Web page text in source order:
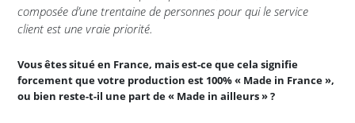
composée d’une trentaine de personnes pour qui le service
client est une vraie priorité.
Vous êtes situé en France, mais est-ce que cela signifie
forcement que votre production est 100% « Made in France »,
ou bien reste-t-il une part de « Made in ailleurs » ?